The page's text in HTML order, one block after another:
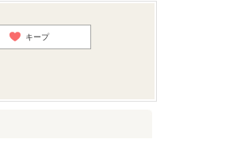
キープ